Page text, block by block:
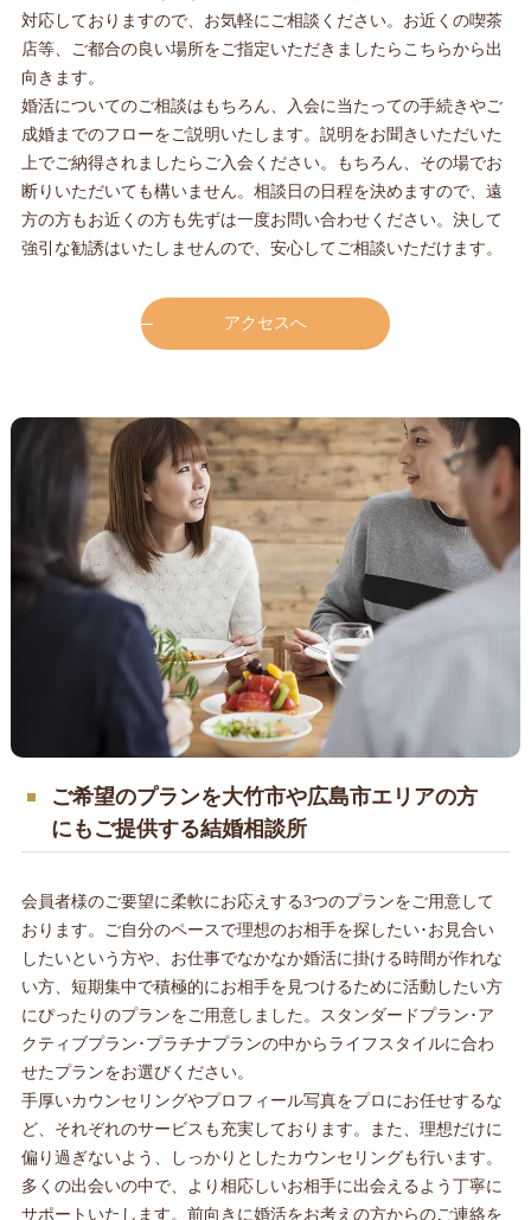
対応しておりますので、お気軽にご相談ください。お近くの喫茶
店等、ご都合の良い場所をご指定いただきましたらこちらから出
向きます。
婚活についてのご相談はもちろん、入会に当たっての手続きやご
成婚までのフローをご説明いたします。説明をお聞きいただいた
上でご納得されましたらご入会ください。もちろん、その場でお
断りいただいても構いません。相談日の日程を決めますので、遠
方の方もお近くの方も先ずは一度お問い合わせください。決して
強引な勧誘はいたしませんので、安心してご相談いただけます。
アクセスへ
ご希望のプランを大竹市や広島市エリアの方
にもご提供する結婚相談所
会員者様のご要望に柔軟にお応えする3つのプランをご用意して
おります。ご自分のペースで理想のお相手を探したい･お見合い
したいという方や、お仕事でなかなか婚活に掛ける時間が作れな
い方、短期集中で積極的にお相手を見つけるために活動したい方
にぴったりのプランをご用意しました。スタンダードプラン･ア
クティブプラン･プラチナプランの中からライフスタイルに合わ
せたプランをお選びください。
手厚いカウンセリングやプロフィール写真をプロにお任せするな
ど、それぞれのサービスも充実しております。また、理想だけに
偏り過ぎないよう、しっかりとしたカウンセリングも行います。
多くの出会いの中で、より相応しいお相手に出会えるよう丁寧に
サポートいたします。前向きに婚活をお考えの方からのご連絡を